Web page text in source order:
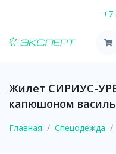
+7
Жилет СИРИУС-
капюшоном
Главная Спецодежда